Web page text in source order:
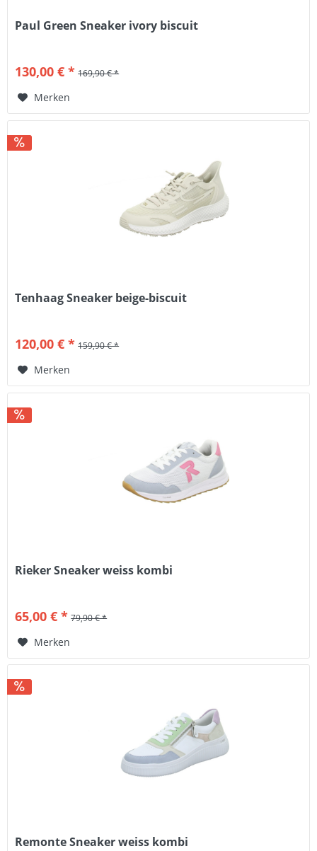
Paul Green Sneaker ivory biscuit
130,00 € * 169,90 € *
Merken
Tenhaag Sneaker beige-biscuit
120,00 € * 159,90 € *
Merken
Rieker Sneaker weiss kombi
65,00 € * 79,90 € *
Merken
Remonte Sneaker weiss kombi